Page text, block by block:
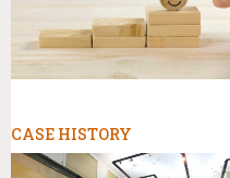
CASE HISTORY